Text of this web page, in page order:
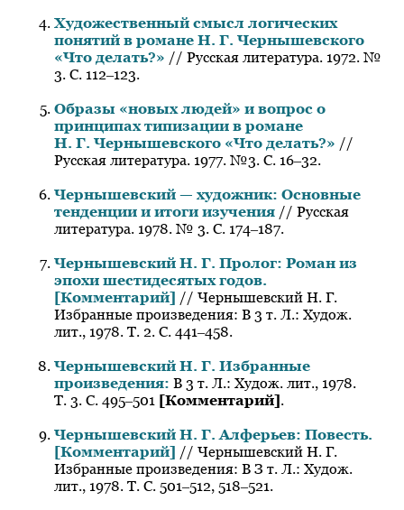
Художественный смысл логических
понятий в романе Н. Г. Чернышевского
«Что делать?» // Русская литература. 1972. №
3. С. 112‒123.
Образы «новых людей» и вопрос о
принципах типизации в романе
Н. Г. Чернышевского «Что делать?» //
Русская литература. 1977. №3. С. 16‒32.
Чернышевский — художник: Основные
тенденции и итоги изучения // Русская
литература. 1978. № 3. С. 174‒187.
Чернышевский Н. Г. Пролог: Роман из
эпохи шестидесятых годов.
[Комментарий] // Чернышевский Н. Г.
Избранные произведения: В 3 т. Л.: Худож.
лит., 1978. Т. 2. С. 441‒458.
Чернышевский Н. Г. Избранные
произведения: В 3 т. Л.: Худож. лит., 1978.
Т. 3. С. 495‒501 [Комментарий].
Чернышевский Н. Г. Алферьев: Повесть.
[Комментарий] // Чернышевский Н. Г.
Избранные произведения: В З т. Л.: Худож.
лит., 1978. Т. С. 501‒512, 518‒521.